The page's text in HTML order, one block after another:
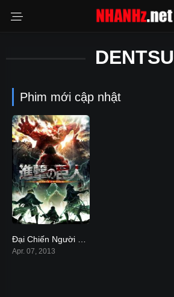
DENTSU
Phim mới cập nhật
8.6
Apr. 07, 2013